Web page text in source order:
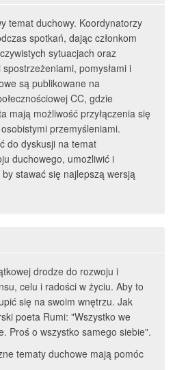
temat duchowy. Koordynatorzy
spotkań, dając członkom
sytuacjach oraz
pomysłami i
są publikowane na
CC, gdzie
mają możliwość przyłączenia się
przemyśleniami.
do dyskusji na temat
duchowego, umożliwić i
stawać się najlepszą wersją
drodze do rozwoju i
celu i radości w życiu. Aby to
się na swoim wnętrzu. Jak
poeta Rumi: "Wszystko we
Proś o wszystko samego siebie".
tematy duchowe mają pomóc